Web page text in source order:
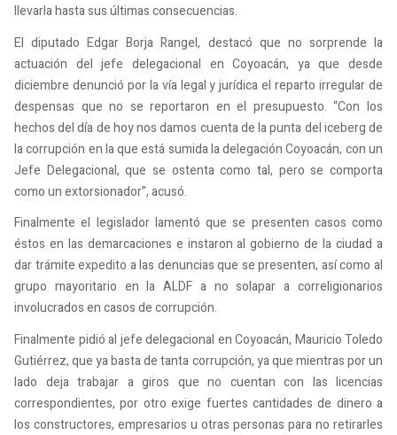
llevarla hasta sus últimas consecuencias.
El diputado Edgar Borja Rangel, destacó que no sorprende la
actuación del jefe delegacional en Coyoacán, ya que desde
diciembre denunció por la vía legal y jurídica el reparto irregular de
despensas que no se reportaron en el presupuesto. “Con los
hechos del día de hoy nos damos cuenta de la punta del iceberg de
la corrupción en la que está sumida la delegación Coyoacán, con un
Jefe Delegacional, que se ostenta como tal, pero se comporta
como un extorsionador”, acusó.
Finalmente el legislador lamentó que se presenten casos como
éstos en las demarcaciones e instaron al gobierno de la ciudad a
dar trámite expedito a las denuncias que se presenten, así como al
grupo mayoritario en la ALDF a no solapar a correligionarios
involucrados en casos de corrupción.
Finalmente pidió al jefe delegacional en Coyoacán, Mauricio Toledo
Gutiérrez, que ya basta de tanta corrupción, ya que mientras por un
lado deja trabajar a giros que no cuentan con las licencias
correspondientes, por otro exige fuertes cantidades de dinero a
los constructores, empresarios u otras personas para no retirarles